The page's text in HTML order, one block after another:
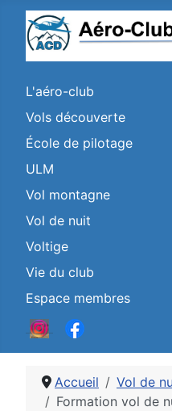
L'aéro-club
Vols découverte
École de pilotage
ULM
Vol montagne
Vol de nuit
Voltige
Vie du club
Espace membres
Accueil
Vol de
Formation vol de